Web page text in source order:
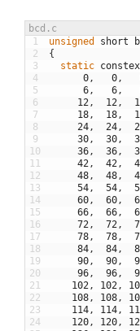
bcd.c
1
2
3
4
5
6
7
8
9
10
11
12
13
14
15
16
17
18
19
20
21
22
23
24
unsigned short
{
static
0, 0,
6, 6,
12, 12,
18, 18,
24, 24,
30, 30,
36, 36,
42, 42,
48, 48,
54, 54,
60, 60,
66, 66,
72, 72,
78, 78,
84, 84,
90, 90,
96, 96,
102, 102,
108, 108,
114, 114,
120, 120,